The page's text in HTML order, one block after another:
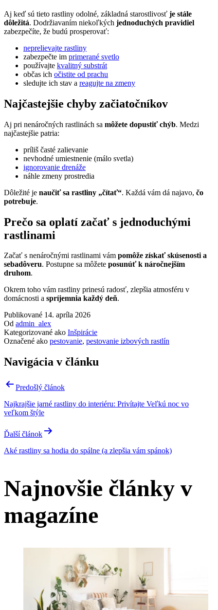
Aj keď sú tieto rastliny odolné, základná starostlivosť je stále
dôležitá. Dodržiavaním niekoľkých jednoduchých pravidiel
zabezpečíte, že budú prosperovať:
neprelievajte rastliny
zabezpečte im primerané svetlo
používajte kvalitný substrát
občas ich očistite od prachu
sledujte ich stav a reagujte na zmeny
Najčastejšie chyby začiatočníkov
Aj pri nenáročných rastlinách sa môžete dopustiť chýb. Medzi
najčastejšie patria:
príliš časté zalievanie
nevhodné umiestnenie (málo svetla)
ignorovanie drenáže
náhle zmeny prostredia
Dôležité je naučiť sa rastliny „čítať“. Každá vám dá najavo, čo
potrebuje.
Prečo sa oplatí začať s jednoduchými
rastlinami
Začať s nenáročnými rastlinami vám pomôže získať skúsenosti a
sebadôveru. Postupne sa môžete posunúť k náročnejším
druhom.
Okrem toho vám rastliny prinesú radosť, zlepšia atmosféru v
domácnosti a spríjemnia každý deň.
Publikované 14. apríla 2026
Od admin_alex
Kategorizované ako Inšpirácie
Označené ako pestovanie, pestovanie izbových rastlín
Navigácia v článku
Predošlý článok
Najkrajšie jarné rastliny do interiéru: Privítajte Veľkú noc vo
veľkom štýle
Ďalší článok
Aké rastliny sa hodia do spálne (a zlepšia vám spánok)
Najnovšie články v
magazíne